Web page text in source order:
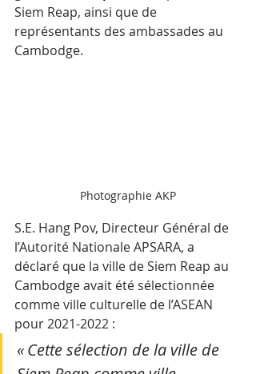
Siem Reap, ainsi que de
représentants des ambassades au
Cambodge.
Photographie AKP
S.E. Hang Pov, Directeur Général de
l’Autorité Nationale APSARA, a
déclaré que la ville de Siem Reap au
Cambodge avait été sélectionnée
comme ville culturelle de l’ASEAN
pour 2021-2022 :
« Cette sélection de la ville de